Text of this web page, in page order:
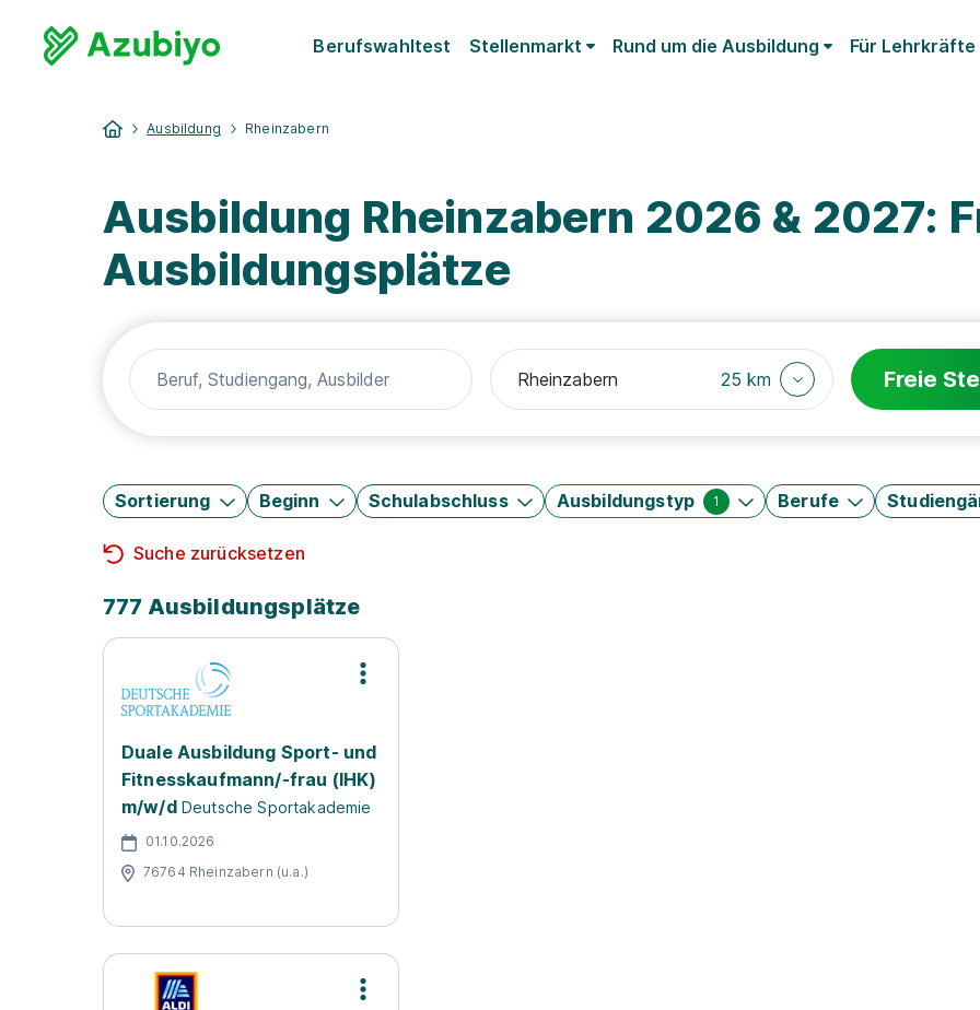
Berufswahltest Stellenmarkt Rund um die Ausbildung Für Lehrkräfte
Ausbildung Rheinzabern
Ausbildung Rheinzabern 2026 & 2027:
Ausbildungsplätze
25 km Freie
Sortierung Beginn Schulabschluss Ausbildungstyp 1 Berufe
Suche zurücksetzen
777 Ausbildungsplätze
Duale Ausbildung Sport- und
Fitnesskaufmann/-frau (IHK)
m/w/d Deutsche Sportakademie
01.10.2026
76764 Rheinzabern (u.a.)